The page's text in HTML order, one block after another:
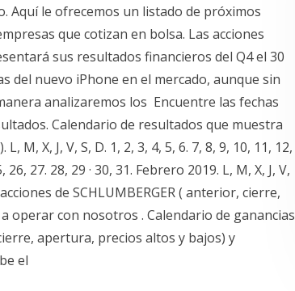
Aquí le ofrecemos un listado de próximos
que cotizan en bolsa. Las acciones
sus resultados financieros del Q4 el 30
del nuevo iPhone en el mercado, aunque sin
analizaremos los Encuentre las fechas
Calendario de resultados que muestra
M, X, J, V, S, D. 1, 2, 3, 4, 5, 6. 7, 8, 9, 10, 11, 12,
27. 28, 29 · 30, 31. Febrero 2019. L, M, X, J, V,
de SCHLUMBERGER ( anterior, cierre,
operar con nosotros . Calendario de ganancias
apertura, precios altos y bajos) y
el